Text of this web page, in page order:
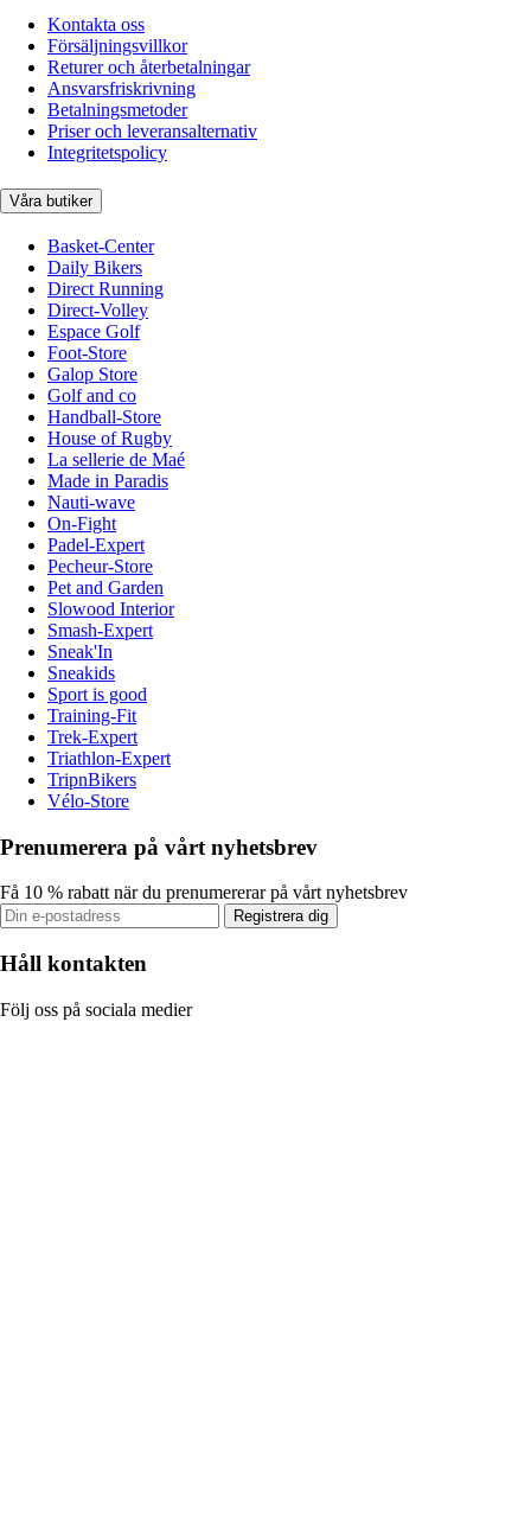
Kontakta oss
Försäljningsvillkor
Returer och återbetalningar
Ansvarsfriskrivning
Betalningsmetoder
Priser och leveransalternativ
Integritetspolicy
Våra butiker
Basket-Center
Daily Bikers
Direct Running
Direct-Volley
Espace Golf
Foot-Store
Galop Store
Golf and co
Handball-Store
House of Rugby
La sellerie de Maé
Made in Paradis
Nauti-wave
On-Fight
Padel-Expert
Pecheur-Store
Pet and Garden
Slowood Interior
Smash-Expert
Sneak'In
Sneakids
Sport is good
Training-Fit
Trek-Expert
Triathlon-Expert
TripnBikers
Vélo-Store
Prenumerera på vårt nyhetsbrev
Få 10 % rabatt när du prenumererar på vårt nyhetsbrev
Registrera dig
Håll kontakten
Följ oss på sociala medier